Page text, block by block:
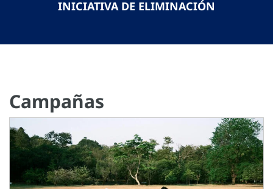
INICIATIVA DE ELIMINACIÓN
Campañas